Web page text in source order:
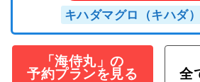
キハダマグロ（キハダ）
「海侍丸」の
予約プランを見る
全